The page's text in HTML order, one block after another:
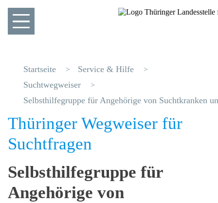
Startseite
Service & Hilfe
Suchtwegweiser
Selbsthilfegruppe für Angehörige von Suchtkranken
Thüringer Wegweiser für
Suchtfragen
Selbsthilfegruppe für
Angehörige von